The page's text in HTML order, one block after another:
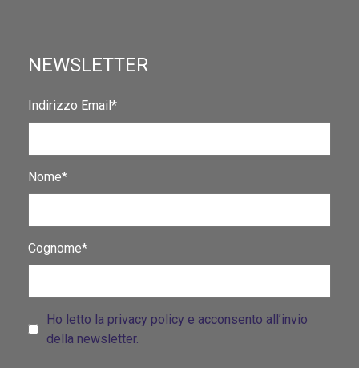
NEWSLETTER
Indirizzo Email*
Nome*
Cognome*
Ho letto la privacy policy e acconsento all’invio
della newsletter.